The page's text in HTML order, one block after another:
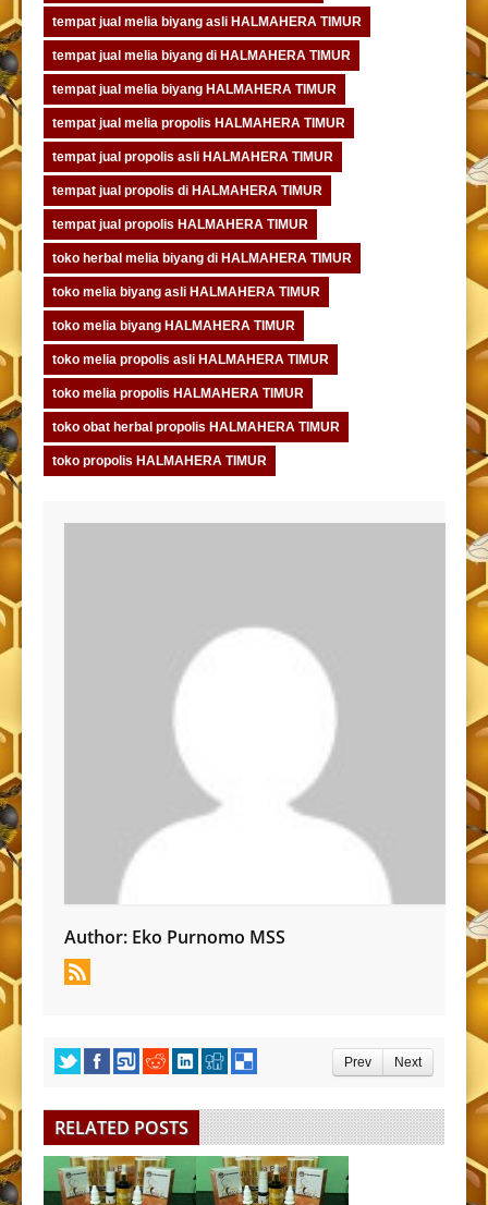
tempat jual melia biyang asli HALMAHERA TIMUR
tempat jual melia biyang di HALMAHERA TIMUR
tempat jual melia biyang HALMAHERA TIMUR
tempat jual melia propolis HALMAHERA TIMUR
tempat jual propolis asli HALMAHERA TIMUR
tempat jual propolis di HALMAHERA TIMUR
tempat jual propolis HALMAHERA TIMUR
toko herbal melia biyang di HALMAHERA TIMUR
toko melia biyang asli HALMAHERA TIMUR
toko melia biyang HALMAHERA TIMUR
toko melia propolis asli HALMAHERA TIMUR
toko melia propolis HALMAHERA TIMUR
toko obat herbal propolis HALMAHERA TIMUR
toko propolis HALMAHERA TIMUR
Author: Eko Purnomo MSS
Prev Next
RELATED POSTS